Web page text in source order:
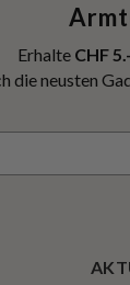
Erhalte CHF
die neusten